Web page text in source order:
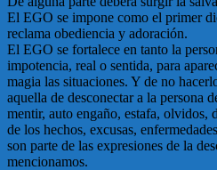
El EGO se impone como el primer
reclama obediencia y adoración.
El EGO se fortalece en tanto la
impotencia, real o sentida, para
magia las situaciones. Y de no
aquella de desconectar a la persona
mentir, auto engaño, estafa, olvidos,
de los hechos, excusas,
son parte de las expresiones de la
mencionamos.